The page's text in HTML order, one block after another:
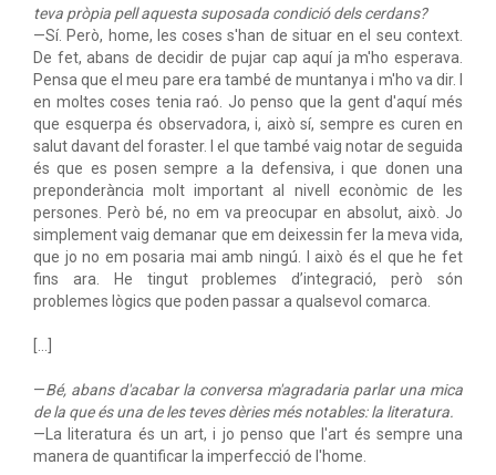
teva pròpia pell aquesta suposada condició dels cerdans?
—Sí. Però, home, les coses s'han de situar en el seu context.
De fet, abans de decidir de pujar cap aquí ja m'ho esperava.
Pensa que el meu pare era també de muntanya i m'ho va dir. I
en moltes coses tenia raó. Jo penso que la gent d'aquí més
que esquerpa és observadora, i, això sí, sempre es curen en
salut davant del foraster. I el que també vaig notar de seguida
és que es posen sempre a la defensiva, i que donen una
preponderància molt important al nivell econòmic de les
persones. Però bé, no em va preocupar en absolut, això. Jo
simplement vaig demanar que em deixessin fer la meva vida,
que jo no em posaria mai amb ningú. I això és el que he fet
fins ara. He tingut problemes d’integració, però són
problemes lògics que poden passar a qualsevol comarca.
—Bé, abans d'acabar la conversa m'agradaria parlar una mica
de la que és una de les teves dèries més notables: la literatura.
—La literatura és un art, i jo penso que l'art és sempre una
manera de quantificar la imperfecció de l'home.